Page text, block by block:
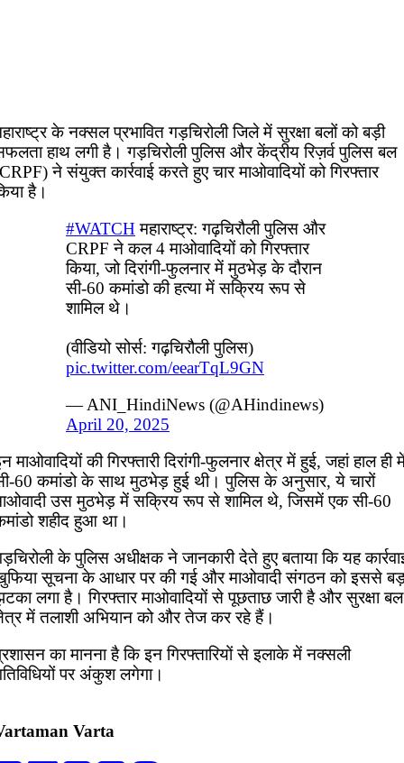
के नक्सल प्रभावित गड़चिरोली जिले में सुरक्षा बलों को बड़ी
हाथ लगी है। गड़चिरोली पुलिस और केंद्रीय रिज़र्व पुलिस बल
ने संयुक्त कार्रवाई करते हुए चार माओवादियों को गिरफ्तार
है।
#WATCH महाराष्ट्र: गढ़चिरौली पुलिस और
CRPF ने कल 4 माओवादियों को गिरफ्तार
किया, जो दिरांगी-फुलनार में मुठभेड़ के दौरान
सी-60 कमांडो की हत्या में सक्रिय रूप से
शामिल थे।
(वीडियो सोर्स: गढ़चिरौली पुलिस)
pic.twitter.com/eearTqL9GN
— ANI_HindiNews (@AHindinews)
April 20, 2025
माओवादियों की गिरफ्तारी दिरांगी-फुलनार क्षेत्र में हुई, जहां हाल ही
60 कमांडो के साथ मुठभेड़ हुई थी। पुलिस के अनुसार, ये चारों
उस मुठभेड़ में सक्रिय रूप से शामिल थे, जिसमें एक सी-60
शहीद हुआ था।
के पुलिस अधीक्षक ने जानकारी देते हुए बताया कि यह
सूचना के आधार पर की गई और माओवादी संगठन को इससे
लगा है। गिरफ्तार माओवादियों से पूछताछ जारी है और सुरक्षा बल
में तलाशी अभियान को और तेज कर रहे हैं।
का मानना है कि इन गिरफ्तारियों से इलाके में नक्सली
पर अंकुश लगेगा।
Varta